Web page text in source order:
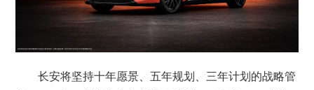
长安将坚持十年愿景、五年规划、三年计划的战略管